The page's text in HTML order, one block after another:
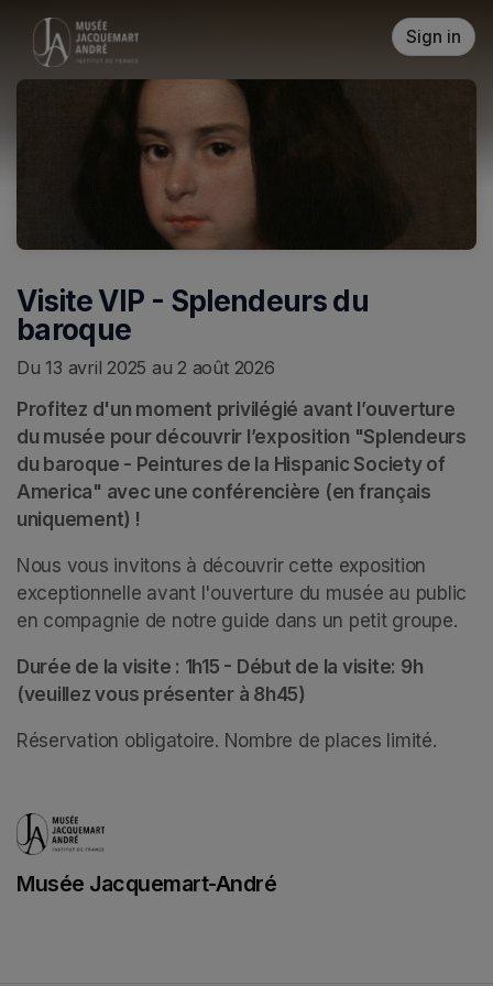
Skip header
Sign in
Visite VIP - Splendeurs du
baroque
Du 13 avril 2025 au 2 août 2026
Profitez d'un moment privilégié avant l’ouverture
du musée pour découvrir l’exposition "Splendeurs
du baroque - Peintures de la Hispanic Society of
America" avec une conférencière (en français
uniquement) !
Nous vous invitons à découvrir cette exposition
exceptionnelle avant l'ouverture du musée au public
en compagnie de notre guide dans un petit groupe.
Durée de la visite : 1h15 - Début de la visite: 9h
(veuillez vous présenter à 8h45)
Réservation obligatoire. Nombre de places limité.
Musée Jacquemart-André